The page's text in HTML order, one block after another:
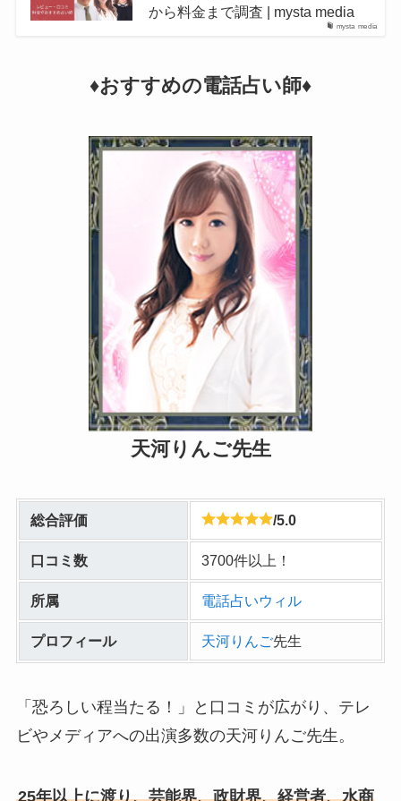
mysta media
から料金まで調査 | mysta media
♦︎おすすめの電話占い師♦︎
天河りんご先生
総合評価 /5.0
口コミ数 3700件以上！
所属 電話占いウィル
プロフィール 天河りんご先生
「恐ろしい程当たる！」と口コミが広がり、テレ
ビやメディアへの出演多数の天河りんご先生。
25年以上に渡り、芸能界、政財界、経営者、水商